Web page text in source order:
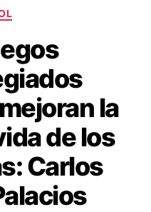
la
de los
Carlos